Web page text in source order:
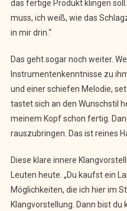
das fertige Produkt klingen
muss, ich weiß, wie das
in mir drin.“
Das geht sogar noch weiter.
Instrumentenkenntnisse zu
und einer schiefen Melodie,
tastet sich an den Wunschstil
meinem Kopf schon fertig.
rauszubringen. Das ist reines
Diese klare innere
Leuten heute. „Du kaufst ein
Möglichkeiten, die ich hier im
Klangvorstellung. Dann bist du